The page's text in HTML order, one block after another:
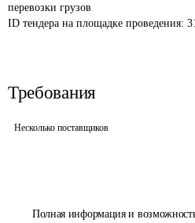
Полная информация и
перевозки грузов
ID тендера на площадке проведения:
Требования
Несколько поставщиков